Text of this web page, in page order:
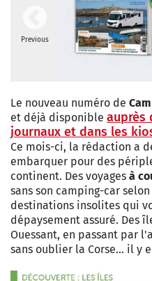
Previous
Le nouveau numéro de
et déjà disponible auprès
journaux et dans les
Ce mois-ci, la rédaction a
embarquer pour des
continent. Des voyages à
sans son camping-car
destinations insolites qui
dépaysement assuré. Des
Ouessant, en passant par
sans oublier la Corse… il y